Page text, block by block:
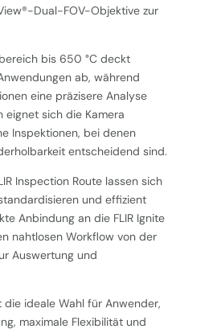
Dual-FOV-Objektive zur
bis 650 °C deckt
ab, während
eine präzisere Analyse
eignet sich die Kamera
Inspektionen, bei denen
entscheidend sind.
Inspection Route lassen sich
und effizient
Anbindung an die FLIR Ignite
nahtlosen Workflow von der
Auswertung und
die ideale Wahl für Anwender,
maximale Flexibilität und